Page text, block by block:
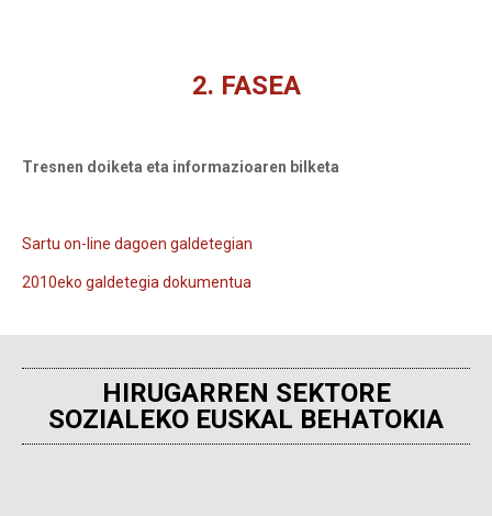
2. FASEA
Tresnen doiketa eta informazioaren bilketa
Sartu on-line dagoen galdetegian
2010eko galdetegia dokumentua
HIRUGARREN SEKTORE
SOZIALEKO EUSKAL BEHATOKIA